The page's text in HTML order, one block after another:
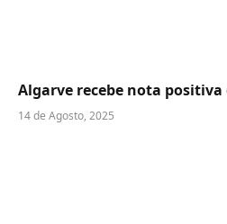
Algarve recebe nota
14 de Agosto, 2025